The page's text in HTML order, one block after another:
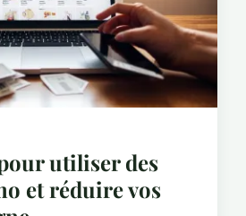
utiliser des
et réduire vos